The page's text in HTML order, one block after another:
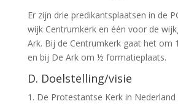
Er zijn drie predikantsplaatsen in de
wijk Centrumkerk en één voor de
Ark. Bij de Centrumkerk gaat het om
en bij De Ark om ½ formatieplaats.
D. Doelstelling/visie
1. De Protestantse Kerk in Nederland